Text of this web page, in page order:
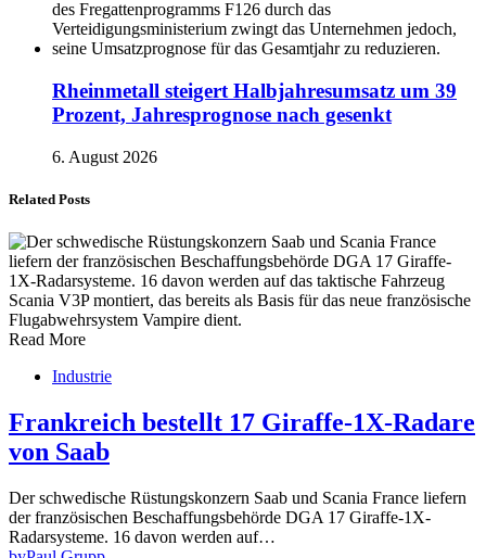
Rheinmetall steigert Halbjahresumsatz um 39
Prozent, Jahresprognose nach gesenkt
6. August 2026
Related Posts
Read More
Industrie
Frankreich bestellt 17 Giraffe-1X-Radare
von Saab
Der schwedische Rüstungskonzern Saab und Scania France liefern
der französischen Beschaffungsbehörde DGA 17 Giraffe-1X-
Radarsysteme. 16 davon werden auf…